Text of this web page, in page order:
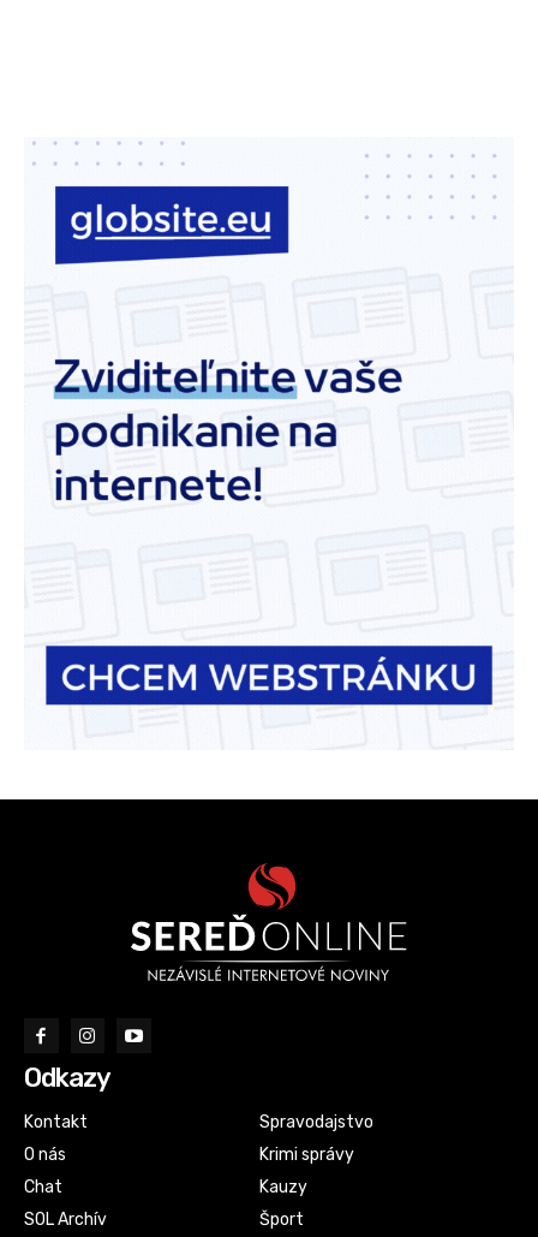
Odkazy
Kontakt
O nás
Chat
SOL Archív
Spravodajstvo
Krimi správy
Kauzy
Šport